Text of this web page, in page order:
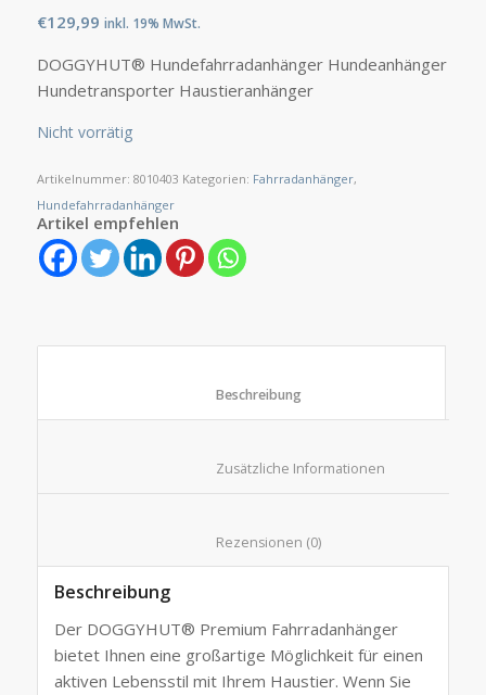
€129,99 inkl. 19% MwSt.
DOGGYHUT® Hundefahrradanhänger Hundeanhänger
Hundetransporter Haustieranhänger
Nicht vorrätig
Artikelnummer: 8010403 Kategorien: Fahrradanhänger,
Hundefahrradanhänger
Artikel empfehlen
						Beschreibung
						Rezensionen (0)
Beschreibung
Der DOGGYHUT® Premium Fahrradanhänger
bietet Ihnen eine großartige Möglichkeit für einen
aktiven Lebensstil mit Ihrem Haustier. Wenn Sie